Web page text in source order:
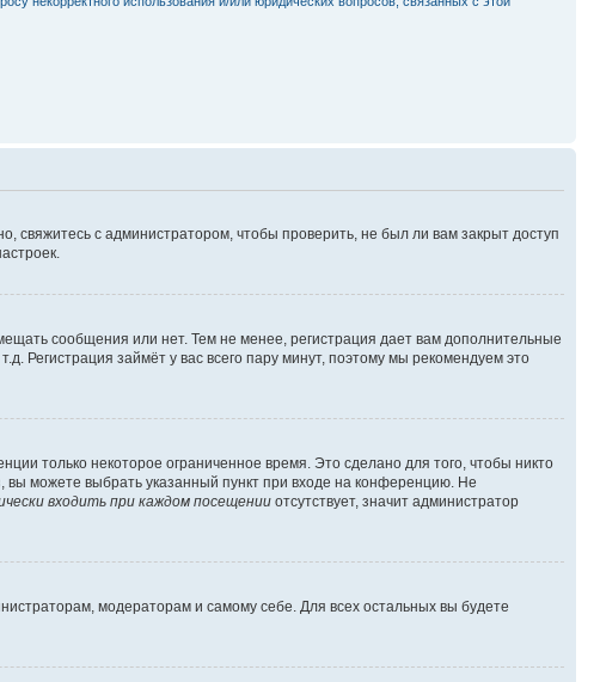
свяжитесь с администратором, чтобы проверить, не был ли вам закрыт доступ
сообщения или нет. Тем не менее, регистрация дает вам дополнительные
Регистрация займёт у вас всего пару минут, поэтому мы рекомендуем это
только некоторое ограниченное время. Это сделано для того, чтобы никто
вы можете выбрать указанный пункт при входе на конференцию. Не
входить при каждом посещении отсутствует, значит администратор
модераторам и самому себе. Для всех остальных вы будете